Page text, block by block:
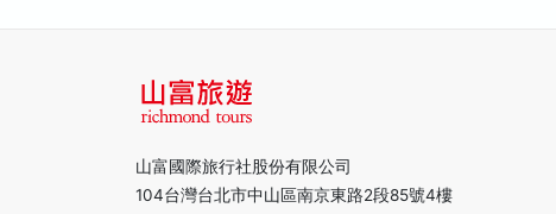
山富國際旅行社股份有限公司
104台灣台北市中山區南京東路2段85號4樓